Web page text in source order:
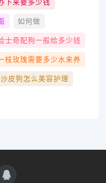
下来要多少钱
如何做
士奇配狗一般给多少钱
枝玫瑰需要多少水来养
沙皮狗怎么美容护理